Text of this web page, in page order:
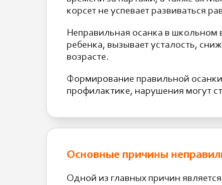
корсет не успевает развиваться
Неправильная осанка в школьном
ребенка, вызывает усталость,
возрасте.
Формирование правильной
профилактике, нарушения могут
Основные причины
Одной из главных причин